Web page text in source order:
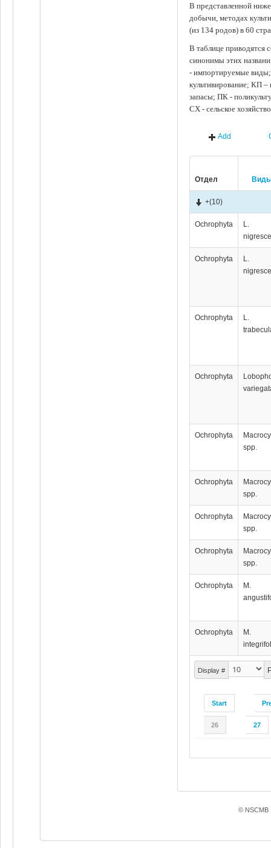
В представленной
добычи, методах
(из 134 родов) в 60
В таблице приводятся
синонимы этих
- импортируемые
культивирование; КП
запасы; ПК -
СХ - сельское
Add
Отдел
Display #
Start
26 27
+(10)
Ochrophyta
L.
Ochrophyta
L.
Ochrophyta
L.
Ochrophyta
Ochrophyta
spp.
Ochrophyta
spp.
Ochrophyta
spp.
Ochrophyta
spp.
Ochrophyta
M.
Ochrophyta
M.
© NSCMB